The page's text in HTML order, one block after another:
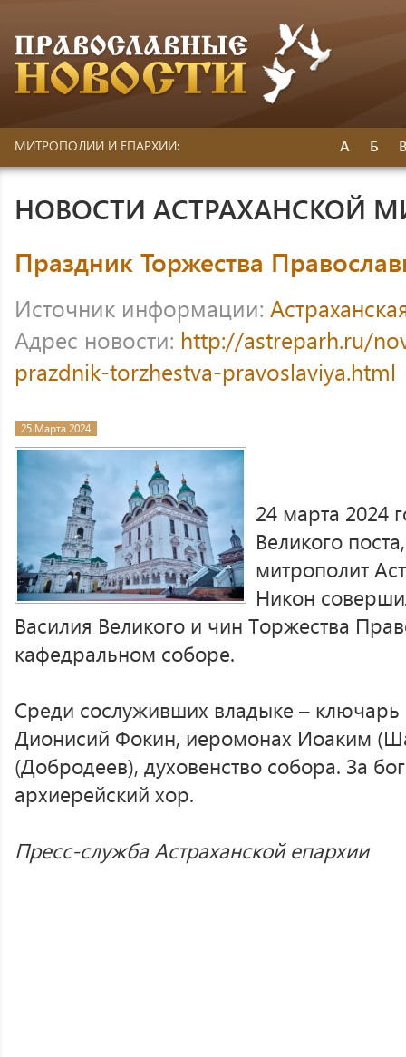
МИТРОПОЛИИ И ЕПАРХИИ: А Б
НОВОСТИ АСТРАХАНСКОЙ
Праздник Торжества
Источник информации:
Адрес новости: http://astreparh.ru/
prazdnik-torzhestva-pravoslaviya.html
25 Марта 2024
24 марта 2024
Великого
митрополит
Никон
Василия Великого и чин Торжества
кафедральном соборе.
Среди сослуживших владыке –
Дионисий Фокин, иеромонах Иоаким
(Добродеев), духовенство собора. За
архиерейский хор.
Пресс-служба Астраханской епархии